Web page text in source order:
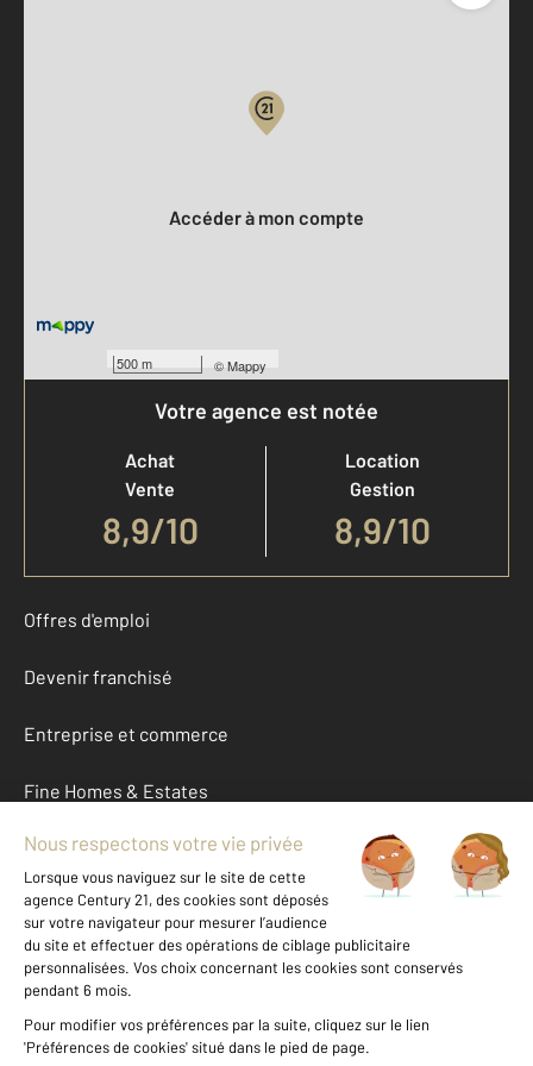
500 m ©Mappy
Accéder à mon compte
Votre agence est notée
Achat
Vente
8,9/10
Location
Gestion
8,9/10
Offres d'emploi
Devenir franchisé
Entreprise et commerce
Fine Homes & Estates
À propos
International
Nous contacter